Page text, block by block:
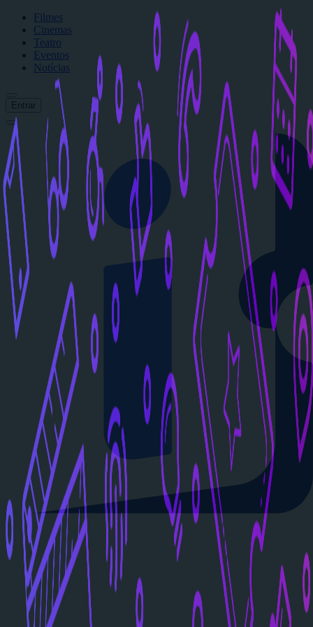
Filmes
Cinemas
Teatro
Eventos
Notícias
Entrar
Início
Filmes
Cinemas
Teatro
Eventos
Notícias